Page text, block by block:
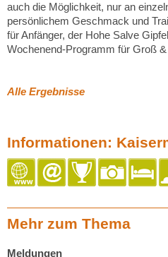
auch die Möglichkeit, nur an
persönlichem Geschmack und
für Anfänger, der Hohe Salve
Wochenend-Programm für Groß
Alle Ergebnisse
Informationen:
Mehr zum Thema
Meldungen